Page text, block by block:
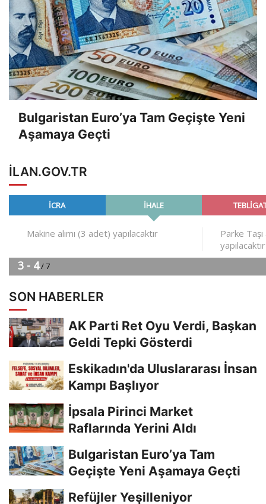
Bulgaristan Euro’ya Tam Geçişte Yeni
Aşamaya Geçti
ILAN.GOV.TR
SON HABERLER
AK Parti Ret Oyu Verdi, Başkan
Geldi Tepki Gösterdi
Eskikadın'da Uluslararası İnsan
Kampı Başlıyor
İpsala Pirinci Market
Raflarında Yerini Aldı
Bulgaristan Euro’ya Tam
Geçişte Yeni Aşamaya Geçti
Refüjler Yeşilleniyor